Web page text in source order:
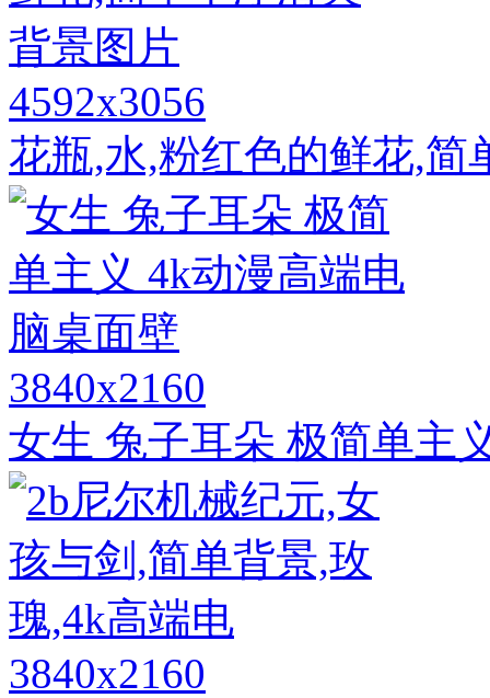
4592x3056
花瓶,水,粉红色的鲜花,简
3840x2160
女生 兔子耳朵 极简单主
3840x2160